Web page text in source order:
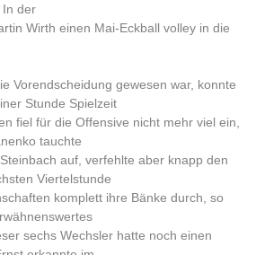
In der
Wirth einen Mai-Eckball volley in die
Vorendscheidung gewesen war, konnte
Stunde Spielzeit
fiel für die Offensive nicht mehr viel ein,
tauchte
auf, verfehlte aber knapp den
Viertelstunde
komplett ihre Bänke durch, so
sechs Wechsler hatte noch einen